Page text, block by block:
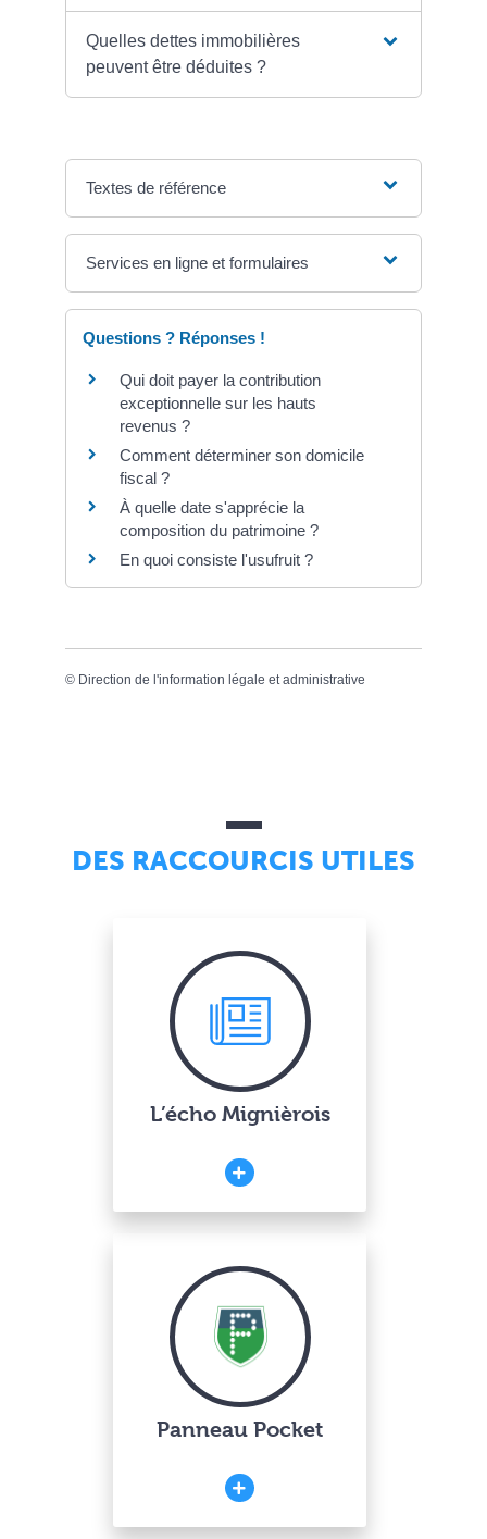
Quelles dettes immobilières
peuvent être déduites ?
Textes de référence
Services en ligne et formulaires
Questions ? Réponses !
Qui doit payer la contribution
exceptionnelle sur les hauts
revenus ?
Comment déterminer son domicile
fiscal ?
À quelle date s'apprécie la
composition du patrimoine ?
En quoi consiste l'usufruit ?
© Direction de l'information légale et administrative
DES RACCOURCIS UTILES
L’écho Mignièrois
Panneau Pocket